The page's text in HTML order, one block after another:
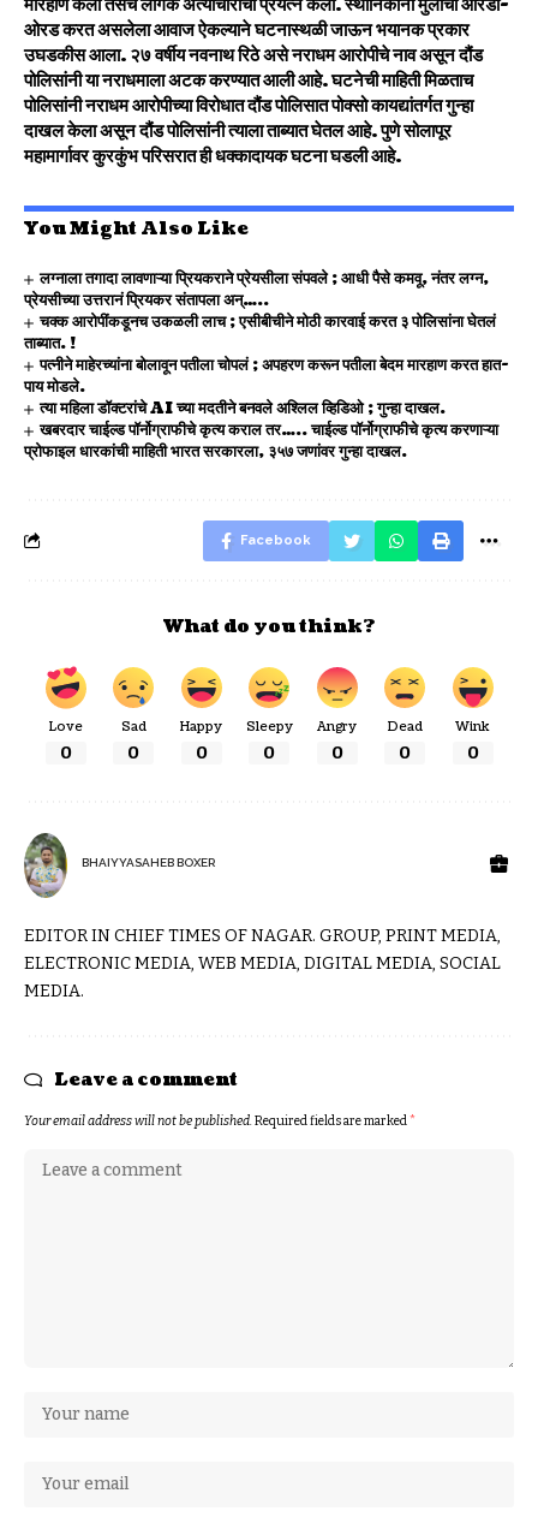
मारहाण केली तसेच लैंगिक अत्याचाराचा प्रयत्न केला. स्थानिकांनी मुलीचा आरडा-
ओरड करत असलेला आवाज ऐकल्याने घटनास्थळी जाऊन भयानक प्रकार
उघडकीस आला. २७ वर्षीय नवनाथ रिठे असे नराधम आरोपीचे नाव असून दौंड
पोलिसांनी या नराधमाला अटक करण्यात आली आहे. घटनेची माहिती मिळताच
पोलिसांनी नराधम आरोपीच्या विरोधात दौंड पोलिसात पोक्सो कायद्यांतर्गत गुन्हा
दाखल केला असून दौंड पोलिसांनी त्याला ताब्यात घेतल आहे. पुणे सोलापूर
महामार्गावर कुरकुंभ परिसरात ही धक्कादायक घटना घडली आहे.
You Might Also Like
लग्नाला तगादा लावणाऱ्या प्रियकराने प्रेयसीला संपवले ; आधी पैसे कमवू, नंतर लग्न,
प्रेयसीच्या उत्तरानं प्रियकर संतापला अन्…..
चक्क आरोपींकडूनच उकळली लाच ; एसीबीचीने मोठी कारवाई करत ३ पोलिसांना घेतलं
ताब्यात. !
पत्नीने माहेरच्यांना बोलावून पतीला चोपलं ; अपहरण करून पतीला बेदम मारहाण करत हात-
पाय मोडले.
त्या महिला डॉक्टरांचे AI च्या मदतीने बनवले अश्लिल व्हिडिओ ; गुन्हा दाखल.
खबरदार चाईल्ड पॉर्नोग्राफीचे कृत्य कराल तर….. चाईल्ड पॉर्नोग्राफीचे कृत्य करणाऱ्या
प्रोफाइल धारकांची माहिती भारत सरकारला, ३५७ जणांवर गुन्हा दाखल.
Facebook
What do you think?
Love
0
Sad
0
Happy
0
Sleepy
0
Angry
0
Dead
0
Wink
0
BHAIYYASAHEB BOXER
EDITOR IN CHIEF TIMES OF NAGAR. GROUP, PRINT MEDIA,
ELECTRONIC MEDIA, WEB MEDIA, DIGITAL MEDIA, SOCIAL
MEDIA.
Leave a comment
Your email address will not be published.Required fields are marked*